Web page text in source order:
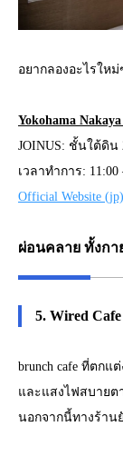
อยากลองอะไรให
Yokohama
JOINUS: ชั้นใต้ดิน
เวลาทำการ: 11:00
Official Website (jp)
ผ่อนคลาย ทั้งกา
5. Wired
brunch cafe ที่ตกแ
และแสงไฟสบายต
นอกจากนี้ทางร้าน